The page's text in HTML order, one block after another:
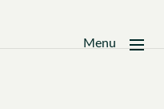
Menu